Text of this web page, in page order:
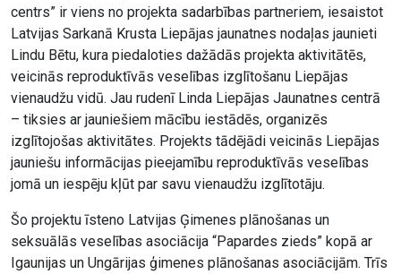
centrs” ir viens no projekta sadarbības partneriem, iesaistot
Latvijas Sarkanā Krusta Liepājas jaunatnes nodaļas jaunieti
Lindu Bētu, kura piedaloties dažādās projekta aktivitātēs,
veicinās reproduktīvās veselības izglītošanu Liepājas
vienaudžu vidū. Jau rudenī Linda Liepājas Jaunatnes centrā
– tiksies ar jauniešiem mācību iestādēs, organizēs
izglītojošas aktivitātes. Projekts tādējādi veicinās Liepājas
jauniešu informācijas pieejamību reproduktīvās veselības
jomā un iespēju kļūt par savu vienaudžu izglītotāju.
Šo projektu īsteno Latvijas Ģimenes plānošanas un
seksuālās veselības asociācija “Papardes zieds” kopā ar
Igaunijas un Ungārijas ģimenes plānošanas asociācijām. Trīs